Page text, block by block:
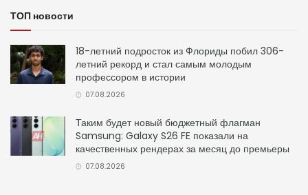
ТОП новости
18-летний подросток из Флориды побил 306-
летний рекорд и стал самым молодым
профессором в истории
07.08.2026
Таким будет новый бюджетный флагман
Samsung: Galaxy S26 FE показали на
качественных рендерах за месяц до премьеры
07.08.2026